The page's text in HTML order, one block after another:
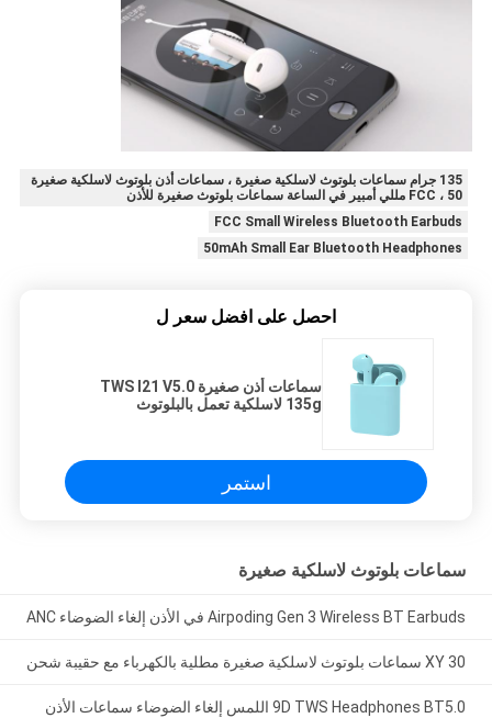
135 جرام سماعات بلوتوث لاسلكية صغيرة ، سماعات أذن بلوتوث لاسلكية صغيرة
FCC ، 50 مللي أمبير في الساعة سماعات بلوتوث صغيرة للأذن
FCC Small Wireless Bluetooth Earbuds
50mAh Small Ear Bluetooth Headphones
احصل على افضل سعر ل
سماعات أذن صغيرة TWS I21 V5.0
135g لاسلكية تعمل بالبلوتوث
استمر
سماعات بلوتوث لاسلكية صغيرة
Airpoding Gen 3 Wireless BT Earbuds في الأذن إلغاء الضوضاء ANC
XY 30 سماعات بلوتوث لاسلكية صغيرة مطلية بالكهرباء مع حقيبة شحن
9D TWS Headphones BT5.0 اللمس إلغاء الضوضاء سماعات الأذن